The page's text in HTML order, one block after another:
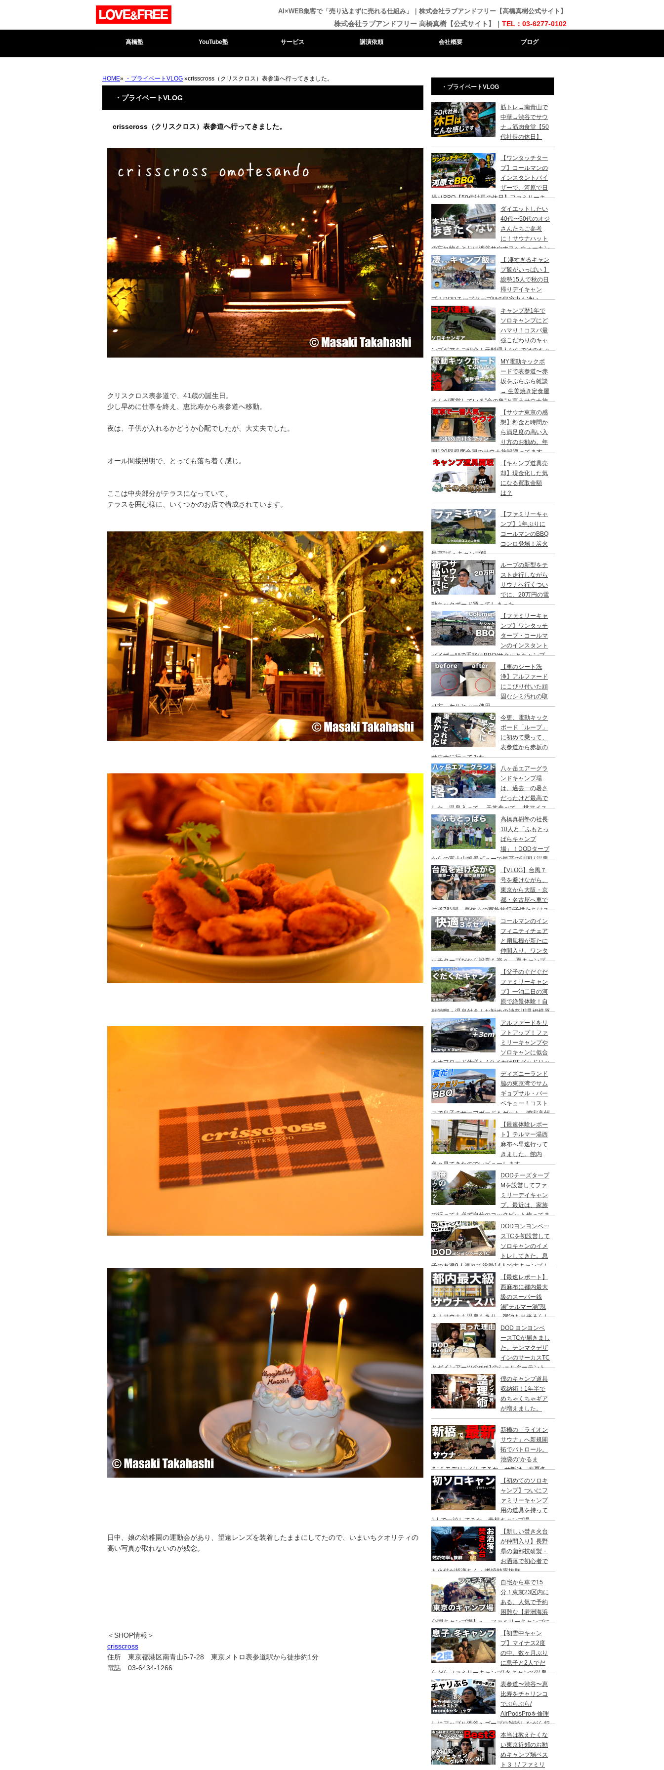
AI×WEB集客で「売り込まずに売れる仕組み」｜株式会社ラブアンドフリー【高橋真樹公式サイト】
株式会社ラブアンドフリー 高橋真樹【公式サイト】｜ TEL：03-6277-0102
高橋塾 YouTube塾 サービス 講演依頼 会社概要 ブログ
HOME» ・プライベートVLOG »crisscross（クリスクロス）表参道へ行ってきました。
・プライベートVLOG
crisscross（クリスクロス）表参道へ行ってきました。
クリスクロス表参道で、41歳の誕生日。
少し早めに仕事を終え、恵比寿から表参道へ移動。
夜は、子供が入れるかどうか心配でしたが、大丈夫でした。
オール間接照明で、とっても落ち着く感じ。
ここは中央部分がテラスになっていて、
テラスを囲む様に、いくつかのお店で構成されています。
日中、娘の幼稚園の運動会があり、望遠レンズを装着したままにしてたので、いまいちクオリティの
高い写真が取れないのが残念。
＜SHOP情報＞
crisscross
住所 東京都港区南青山5-7-28 東京メトロ表参道駅から徒歩約1分
電話 03-6434-1266
・プライベートVLOG
筋トレ→南青山で
中華→渋谷でサウ
ナ→筋肉食堂【50
代社長の休日】
【ワンタッチター
プ】コールマンの
インスタントバイ
ザーで、河原で日
帰りBBQ【50代社長の休日】ファミリーキ
ャンプ初心者さんは、まずこのスタイルでデ
イキャンプがおすすめです。
ダイエットしたい
40代〜50代のオジ
さんたちご参考
に！サウナハット
の忘れ物をとりに渋谷サウナスへウォーキン
グ→ ランチはカレー食べに六本木のCoCo壱
番屋へ
【 凄すぎるキャン
プ飯がいっぱい 】
総勢15人で秋の日
帰りデイキャン
プ！DODチーズタープMの収容力も凄い。
都内のキャンプ場”秋川橋河川公園バーベキ
ューランド”
キャンプ歴1年で
ソロキャンプにど
ハマり！コスパ最
強こだわりのキャ
ンプギアをご紹介！元料理人ならではのキャ
ンプ飯も堪能。今回は、千葉県一番星キャン
プ場で雨キャンプでソログルキャンプ。
MY電動キックボ
ードで表参道〜赤
坂をぷらぷら雑談
→ 生姜焼き定食屋
さんが運営している”金の亀”と言うサウナ施
設へ行ってきました。
【サウナ東京の感
想】料金と時間か
ら満足度の高い入
り方のお勧め。年
間120回程度全国のサウナ施設巡ってます。
【キャンプ道具売
却】現金化した気
になる買取金額
は？
【ファミリーキャ
ンプ】1年ぶりに
コールマンのBBQ
コンロ登場！炭火
最高”ザ・キャンプ飯
ループの新型をテ
スト走行しながら
サウナへ行くつい
でに、20万円の電
動キックボード買ってしまった。
YADEA（ヤデア）
【ファミリーキャ
ンプ】ワンタッチ
タープ・コールマ
ンのインスタント
バイザーMで手軽にBBQ/サクッとキャンプ
レイアウト/ 都心から車で1時間/ 河原のキャ
ンプ場/秋川橋河川公園 バーベキューランド
【車のシート洗
浄】アルファード
にこびり付いた頑
固なシミ汚れの取
り方。ケルヒャー使用。
今更、電動キック
ボード「ループ」
に初めて乗って、
表参道から赤坂の
サウナに行ってみた。
八ヶ岳エアーグラ
ンドキャンプ場
は、過去一の暑さ
だったけど最高で
した。温泉入って→ 天丼食べて→ 桃アイス
食べて。ファミリーキャンプにもキャンプデ
ートにもお勧めです。DOD＆ムラコでグル
ープキャンプ
高橋真樹塾の社長
10人と「ふもとっ
ぱらキャンプ
場」！DODタープ
からの富士山絶景ビューで最高の時間 / 温泉
の代わりにシャワー / キャンプ飯は肉にタコ
スにビール
【VLOG】台風７
号を避けながら、
東京から大阪・京
都・名古屋へ車で
片道7時間、夏休みの家族旅行/子供たちはユ
ニバーサルスタジオでパパはサウナ→清水寺
からの川床で鰻重→世界の山ちゃん
コールマンのイン
フィニティチェア
と扇風機が新たに
仲間入り。ワンタ
ッチタープだから設営も楽々。 夏キャンプ
を快適に過ごす為のキャンプギア３点セッ
ト。
【父子のぐだぐだ
ファミリーキャン
プ】一泊二日の河
原で絶景体験！自
然満喫・温泉付き！お勧めの神奈川県相模原
市・青根キャンプ場。
アルファードをリ
フトアップ！ファ
ミリーキャンプや
ソロキャンに似合
うオフロード仕様へ / タイヤはBFグッドリッ
チのオールテレーンTA。ホイールはデルタ
フォースのオーバル。アップサスはエスペリ
ア。
ディズニーランド
脇の東京湾でサム
ギョプサル・バー
ベキュー！コスト
コで息子のサーフボードもゲット、浦安高州
海浜公園、コールマンワンタッチタープ、フ
ァミリーキャンプ、BBQ
【最速体験レポー
ト】テルマー湯西
麻布へ早速行って
きました。館内
色々見てきたのでレビューします。
DODチーズタープ
Mを設営してファ
ミリーデイキャン
プ。最近は、家族
で行っても必ず自分のコックピット作ってま
す♪
DODヨンヨンベー
スTCを初設営して
ソロキャンのイメ
トレしてきた。息
子の友達9人連れて総勢14人で大キャンプ！
めちゃくちゃ疲れたぞ。
【最速レポート】
西麻布に都内最大
級のスーパー銭
湯”テルマー湯”現
る！サウナも温泉もあり、宿泊も出来るらし
い♪
DOD ヨンヨンベ
ースTCが届きまし
た。テンマクデザ
インのサーカスTC
とゼインアーツのgigi1のシェルターテント
と比較検討をし、購入に至った理由。
僕のキャンプ道具
収納術！1年半で
めちゃくちゃギア
が増えました。
新橋の「ライオン
サウナ」へ新規開
拓でパトロール。
池袋の”かるま
る”をモデリングしてるね。サ飯は、春夏冬
にて。
【初めてのソロキ
ャンプ】ついにフ
ァミリーキャンプ
用の道具を持って
1人で一泊してみた。青根キャンプ場
【新しい焚き火台
が仲間入り】長野
県の薗部技研製・
お洒落で初心者で
も火付が超楽ちん・燃焼効率抜群
自宅から車で15
分！東京23区内に
ある、人気で予約
困難な【若洲海浜
公園キャンプ場】へ、ファミリーキャンプに
行ってきた。冬キャンプもキャンプギアを上
手に使えば暖かくて楽しい♪
【初雪中キャン
プ】マイナス2度
の中、数ヶ月ぶり
に息子と2人でだ
らだらファミリーキャンプ/ 冬キャンで温泉
入って焚き火して超絶楽しかった。大野路キ
ャンプ場は結構いいかも
表参道〜渋谷〜恵
比寿をチャリンコ
でぷらぷら/
AirPodsProを修理
しにアップル渋谷へゴープロ雑談しながら行
ってきます。モンクレールの新型ショップも
行ってみました。
本当は教えたくな
い東京近郊のお勧
めキャンプ場ベス
ト３！/ ファミリ